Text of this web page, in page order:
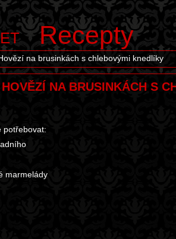
Recepty
na brusinkách s chlebovými knedlíky
HOVĚZÍ NA BRUSINKÁCH S
potřebovat:
marmelády